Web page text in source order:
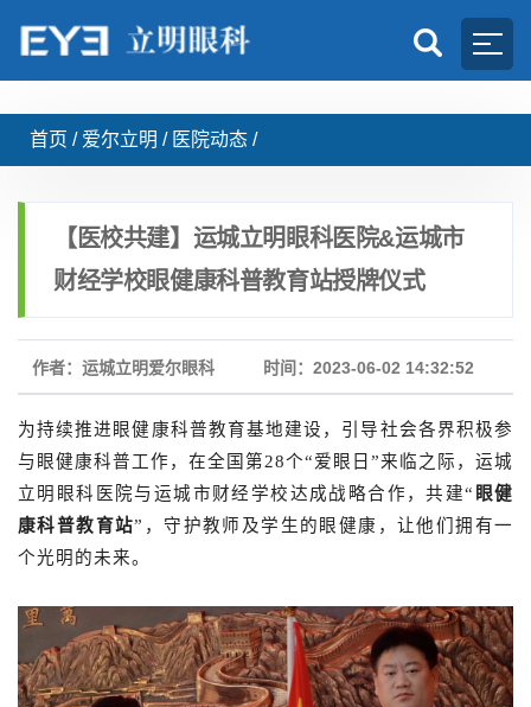
首页 / 爱尔立明 / 医院动态 /
【医校共建】运城立明眼科医院&运城市
财经学校眼健康科普教育站授牌仪式
作者：运城立明爱尔眼科 时间：2023-06-02 14:32:52
为持续推进眼健康科普教育基地建设，引导社会各界积极参
与眼健康科普工作，在全国第28个“爱眼日”来临之际，运城
立明眼科医院与运城市财经学校达成战略合作，共建“ 眼健
康科普教育站”，守护教师及学生的眼健康，让他们拥有一
个光明的未来。